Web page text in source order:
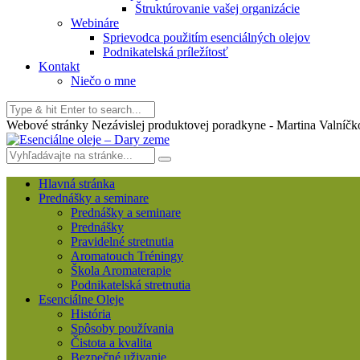
Štruktúrovanie vašej organizácie
Webináre
Sprievodca použitím esenciálných olejov
Podnikatelská príležítosť
Kontakt
Niečo o mne
Webové stránky Nezávislej produktovej poradkyne - Martina
Hlavná stránka
Prednášky a seminare
Prednášky a seminare
Prednášky
Pravidelné stretnutia
Aromatouch Tréningy
Škola Aromaterapie
Podnikatelská stretnutia
Esenciálne Oleje
História
Spôsoby používania
Čistota a kvalita
Bezpečné uživanie